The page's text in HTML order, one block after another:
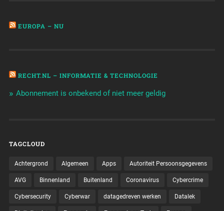
EUROPA – NU
RECHT.NL – INFORMATIE & TECHNOLOGIE
Abonnement is onbekend of niet meer geldig
TAGCLOUD
Achtergrond Algemeen Apps Autoriteit Persoonsgegevens
AVG Binnenland Buitenland Coronavirus Cybercrime
Cybersecurity Cyberwar datagedreven werken Datalek